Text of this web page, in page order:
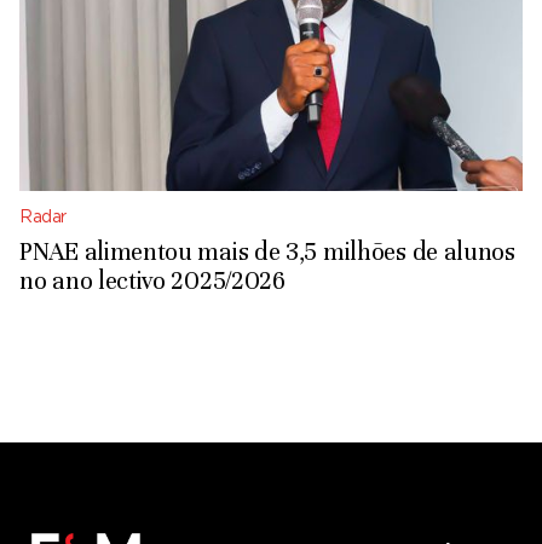
Radar
PNAE alimentou mais de 3,5 milhões de alunos
no ano lectivo 2025/2026